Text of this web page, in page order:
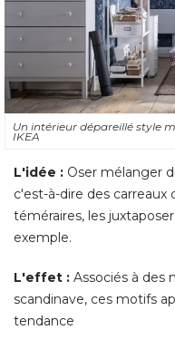
Un intérieur dépareillé style
IKEA
L'idée : Oser mélanger
c'est-à-dire des carreaux
téméraires, les
exemple.
L'effet : Associés à des
scandinave, ces motifs
tendance